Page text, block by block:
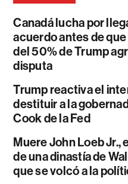
Canadá lucha por
acuerdo antes de
del 50% de Trump
disputa
Trump reactiva el
destituir a la
Cook de la Fed
Muere John Loeb Jr.,
de una dinastía de
que se volcó a la